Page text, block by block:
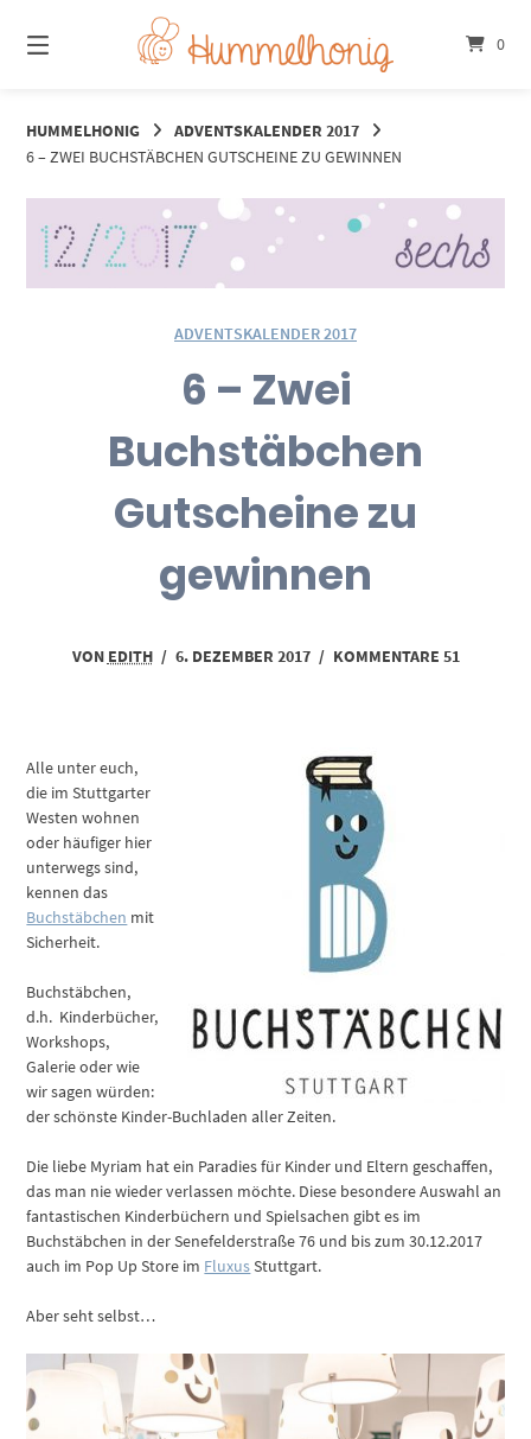
zum
Inhalt
0
HUMMELHONIG
ADVENTSKALENDER 2017
6 – ZWEI BUCHSTÄBCHEN GUTSCHEINE ZU GEWINNEN
ADVENTSKALENDER 2017
6 – Zwei
Buchstäbchen
Gutscheine zu
gewinnen
VON EDITH / 6. DEZEMBER 2017 / KOMMENTARE 51
Alle unter euch,
die im Stuttgarter
Westen wohnen
oder häufiger hier
unterwegs sind,
kennen das
Buchstäbchen mit
Sicherheit.
Buchstäbchen,
d.h. Kinderbücher,
Workshops,
Galerie oder wie
wir sagen würden:
der schönste Kinder-Buchladen aller Zeiten.
Die liebe Myriam hat ein Paradies für Kinder und Eltern geschaffen,
das man nie wieder verlassen möchte. Diese besondere Auswahl an
fantastischen Kinderbüchern und Spielsachen gibt es im
Buchstäbchen in der Senefelderstraße 76 und bis zum 30.12.2017
auch im Pop Up Store im FluxusStuttgart.
Aber seht selbst…